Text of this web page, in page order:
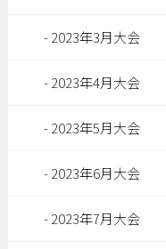
2023年3月大会
2023年4月大会
2023年5月大会
2023年6月大会
2023年7月大会